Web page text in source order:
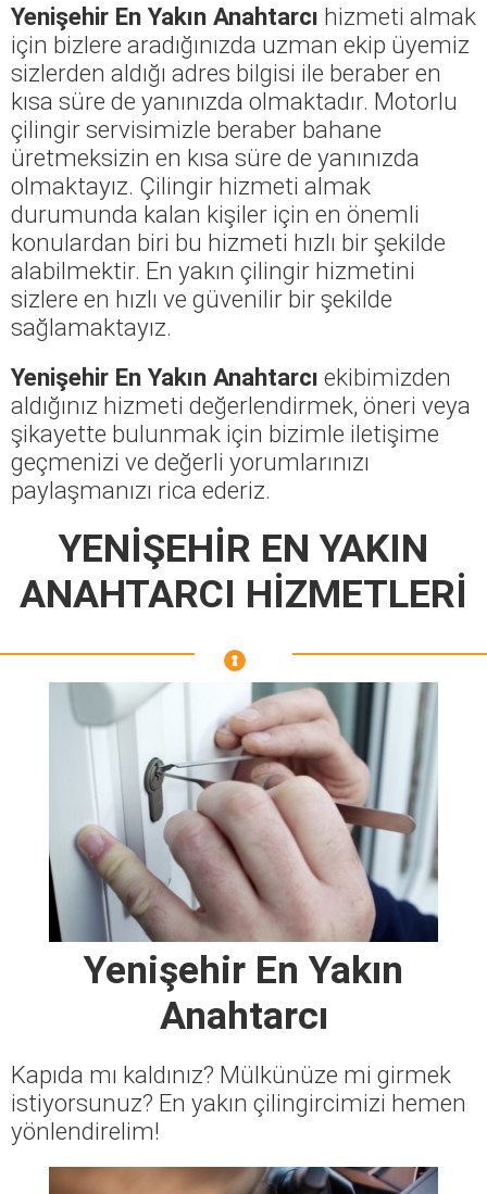
Yenişehir En Yakın Anahtarcı hizmeti almak
için bizlere aradığınızda uzman ekip üyemiz
sizlerden aldığı adres bilgisi ile beraber en
kısa süre de yanınızda olmaktadır. Motorlu
çilingir servisimizle beraber bahane
üretmeksizin en kısa süre de yanınızda
olmaktayız. Çilingir hizmeti almak
durumunda kalan kişiler için en önemli
konulardan biri bu hizmeti hızlı bir şekilde
alabilmektir. En yakın çilingir hizmetini
sizlere en hızlı ve güvenilir bir şekilde
sağlamaktayız.
Yenişehir En Yakın Anahtarcı ekibimizden
aldığınız hizmeti değerlendirmek, öneri veya
şikayette bulunmak için bizimle iletişime
geçmenizi ve değerli yorumlarınızı
paylaşmanızı rica ederiz.
YENİŞEHİR EN YAKIN
ANAHTARCI HİZMETLERİ
Yenişehir En Yakın
Anahtarcı
Kapıda mı kaldınız? Mülkünüze mi girmek
istiyorsunuz? En yakın çilingircimizi hemen
yönlendirelim!